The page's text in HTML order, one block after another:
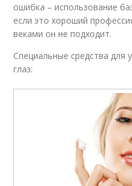
ошибка – использование
если это хороший
веками он не подходит.
Специальные средства для
глаз: